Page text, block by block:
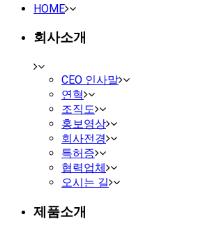
HOME
회사소개
CEO 인사말
연혁
조직도
홍보영상
회사전경
특허증
협력업체
오시는 길
제품소개